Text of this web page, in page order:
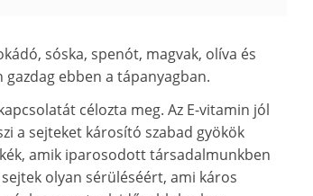
sóska, spenót, magvak, olíva és
ebben a tápanyagban.
célozta meg. Az E-vitamin jól
a sejteket károsító szabad gyökök
amik iparosodott társadalmunkben
olyan sérüléséért, ami káros